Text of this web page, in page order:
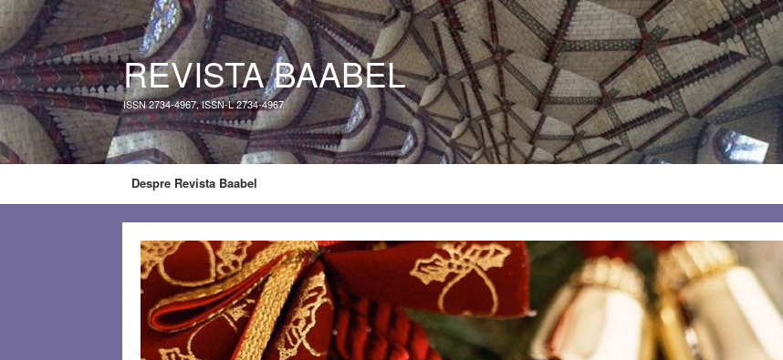
REVISTA BAABEL
ISSN 2734-4967, ISSN-L 2734-4967
Despre Revista Baabel